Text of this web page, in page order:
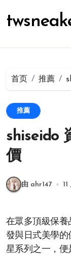
容
首页 推薦
推薦
shiseido
價
由 ahr147
在眾多頂級保
發與日式美學的
星系列之一，便